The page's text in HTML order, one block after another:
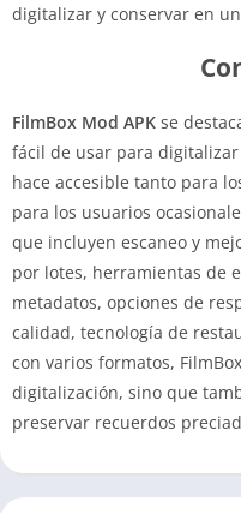
digitalizar y conservar en
FilmBox Mod APK se
fácil de usar para
hace accesible tanto para
para los usuarios
que incluyen escaneo y
por lotes, herramientas de
metadatos, opciones de
calidad, tecnología de
con varios formatos,
digitalización, sino que
preservar recuerdos